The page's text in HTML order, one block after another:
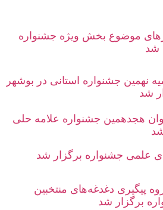
موضوع بخش ویژه جشنواره
شد
نهمین جشنواره استانی در بوشهر
شد
هجدهمین جشنواره علامه حلی
علمی جشنواره برگزار شد
پیگیری دغدغه‌های منتخبین
برگزار شد